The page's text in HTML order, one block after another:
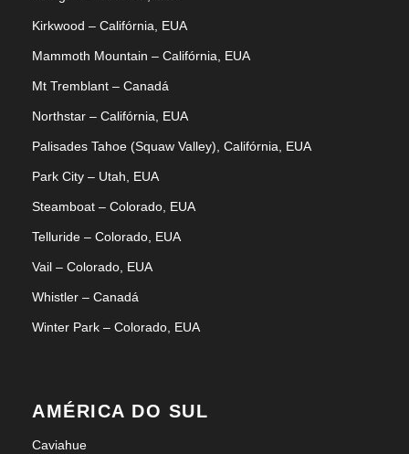
Kirkwood – Califórnia, EUA
Mammoth Mountain – Califórnia, EUA
Mt Tremblant – Canadá
Northstar – Califórnia, EUA
Palisades Tahoe (Squaw Valley), Califórnia, EUA
Park City – Utah, EUA
Steamboat – Colorado, EUA
Telluride – Colorado, EUA
Vail – Colorado, EUA
Whistler – Canadá
Winter Park – Colorado, EUA
AMÉRICA DO SUL
Caviahue